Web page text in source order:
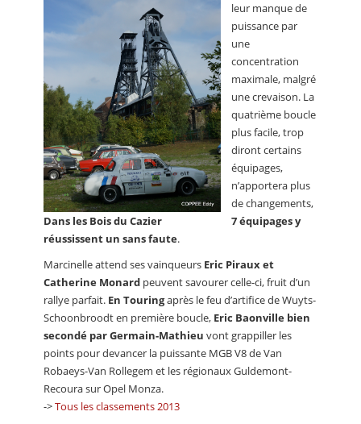
Dans les Bois du Cazier
leur manque de
puissance par
une
concentration
maximale, malgré
une crevaison. La
quatrième boucle
plus facile, trop
diront certains
équipages,
n’apportera plus
de changements,
7 équipages y
réussissent un sans faute.
Marcinelle attend ses vainqueurs Eric Piraux et
Catherine Monard peuvent savourer celle-ci, fruit d’un
rallye parfait. En Touringaprès le feu d’artifice de Wuyts-
Schoonbroodt en première boucle, Eric Baonville bien
secondé par Germain-Mathieu vont grappiller les
points pour devancer la puissante MGB V8 de Van
Robaeys-Van Rollegem et les régionaux Guldemont-
Recoura sur Opel Monza.
->Tous les classements 2013